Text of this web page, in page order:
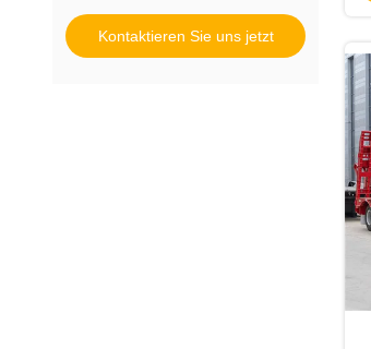
Kontaktieren Sie uns jetzt